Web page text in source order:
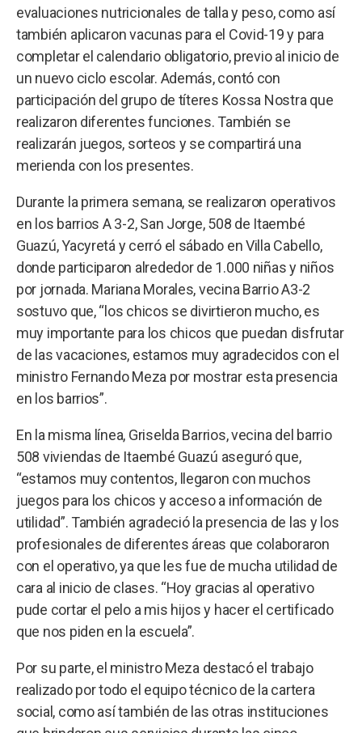
evaluaciones nutricionales de talla y peso, como así
también aplicaron vacunas para el Covid-19 y para
completar el calendario obligatorio, previo al inicio de
un nuevo ciclo escolar. Además, contó con
participación del grupo de títeres Kossa Nostra que
realizaron diferentes funciones. También se
realizarán juegos, sorteos y se compartirá una
merienda con los presentes.
Durante la primera semana, se realizaron operativos
en los barrios A 3-2, San Jorge, 508 de Itaembé
Guazú, Yacyretá y cerró el sábado en Villa Cabello,
donde participaron alrededor de 1.000 niñas y niños
por jornada. Mariana Morales, vecina Barrio A3-2
sostuvo que, “los chicos se divirtieron mucho, es
muy importante para los chicos que puedan disfrutar
de las vacaciones, estamos muy agradecidos con el
ministro Fernando Meza por mostrar esta presencia
en los barrios”.
En la misma línea, Griselda Barrios, vecina del barrio
508 viviendas de Itaembé Guazú aseguró que,
“estamos muy contentos, llegaron con muchos
juegos para los chicos y acceso a información de
utilidad”. También agradeció la presencia de las y los
profesionales de diferentes áreas que colaboraron
con el operativo, ya que les fue de mucha utilidad de
cara al inicio de clases. “Hoy gracias al operativo
pude cortar el pelo a mis hijos y hacer el certificado
que nos piden en la escuela”.
Por su parte, el ministro Meza destacó el trabajo
realizado por todo el equipo técnico de la cartera
social, como así también de las otras instituciones